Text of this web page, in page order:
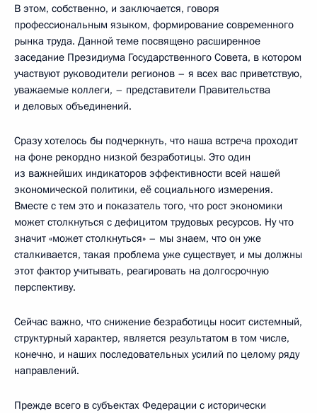
В этом, собственно, и заключается, говоря
профессиональным языком, формирование современного
рынка труда. Данной теме посвящено расширенное
заседание Президиума Государственного Совета, в котором
участвуют руководители регионов – я всех вас приветствую,
уважаемые коллеги, – представители Правительства
и деловых объединений.
Сразу хотелось бы подчеркнуть, что наша встреча проходит
на фоне рекордно низкой безработицы. Это один
из важнейших индикаторов эффективности всей нашей
экономической политики, её социального измерения.
Вместе с тем это и показатель того, что рост экономики
может столкнуться с дефицитом трудовых ресурсов. Ну что
значит «может столкнуться» – мы знаем, что он уже
сталкивается, такая проблема уже существует, и мы должны
этот фактор учитывать, реагировать на долгосрочную
перспективу.
Сейчас важно, что снижение безработицы носит системный,
структурный характер, является результатом в том числе,
конечно, и наших последовательных усилий по целому ряду
направлений.
Прежде всего в субъектах Федерации с исторически